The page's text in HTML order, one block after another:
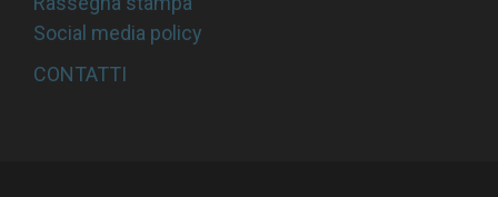
Social media policy
CONTATTI